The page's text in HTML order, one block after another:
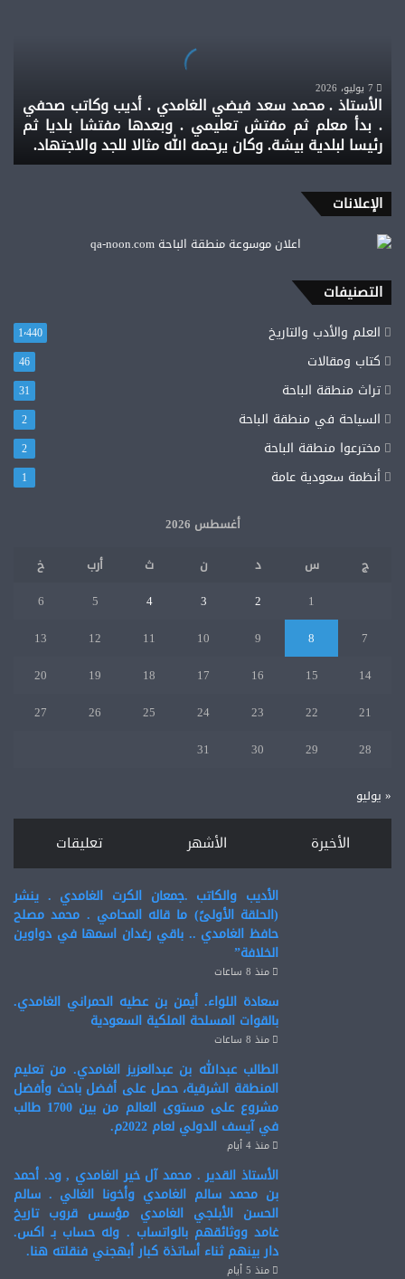
أديب
وكاتب
صحفي
.
معلم
ثم
مفتش
.
وبعدها
بلديا
ثم
رئيسا
لبلدية
بيشة.
وكان
يرحمه
الله
مثالا
7 يوليو، 2026
الأستاذ . محمد سعد فيضي الغامدي . أديب وكاتب صحفي
. بدأ معلم ثم مفتش تعليمي . وبعدها مفتشا بلديا ثم
رئيسا لبلدية بيشة. وكان يرحمه الله مثالا للجد والاجتهاد.
الإعلانات
التصنيفات
العلم والأدب والتاريخ 1٬440
كتاب ومقالات 46
تراث منطقة الباحة 31
السياحة في منطقة الباحة 2
مخترعوا منطقة الباحة 2
أنظمة سعودية عامة 1
أغسطس 2026
ج
س د ن ث أرب
خ
1
2
3
4
5
6
7
8
9
10
11
12
13
14
15
16
17
18
19
20
21
22
23
24
25
26
27
28
29
30
31
« يوليو
الأخيرة الأشهر تعليقات
الأديب والكاتب .جمعان الكرت الغامدي . ينشر
(الحلقة الأولىً) ما قاله المحامي . محمد مصلح
حافظ الغامدي .. باقي رغدان اسمها في دواوين
الخلافة”
منذ 8 ساعات
سعادة اللواء. أيمن بن عطيه الحمراني الغامدي.
بالقوات المسلحة الملكية السعودية
منذ 8 ساعات
الطالب عبدالله بن عبدالعزيز الغامدي. من تعليم
المنطقة الشرقية، حصل على أفضل باحث وأفضل
مشروع على مستوى العالم من بين 1700 طالب
في آيسف الدولي لعام 2022م.
منذ 4 أيام
الأستاذ القدير . محمد آل خير الغامدي , ود. أحمد
بن محمد سالم الغامدي وأخونا الغالي . سالم
الحسن الأبلجي الغامدي مؤسس قروب تاريخ
غامد ووثائقهم بالواتساب . وله حساب بـ اكس.
دار بينهم ثناء أساتذة كبار أبهجني فنقلته هنا.
منذ 5 أيام